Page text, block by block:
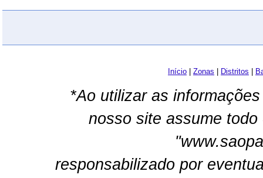
Início Zonas Distritos
*Ao utilizar as
nosso site assume
responsabilizado por